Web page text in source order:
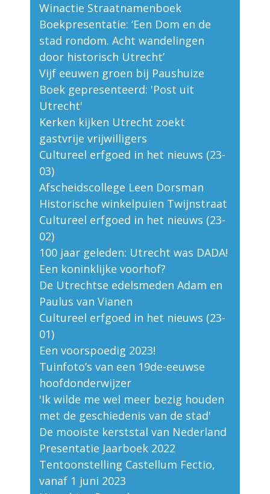
Winactie Straatnamenboek
Boekpresentatie: ‘Een Dom en de
stad rondom. Acht wandelingen
door historisch Utrecht’
Vijf eeuwen groen bij Paushuize
Boek gepresenteerd: 'Post uit
Utrecht'
Kerken kijken Utrecht zoekt
gastvrije vrijwilligers
Cultureel erfgoed in het nieuws (23-
03)
Afscheidscollege Leen Dorsman
Historische winkelpuien Twijnstraat
Cultureel erfgoed in het nieuws (23-
02)
100 jaar geleden: Utrecht was DADA!
Een koninklijke voorhof?
De Utrechtse edelsmeden Adam en
Paulus van Vianen
Cultureel erfgoed in het nieuws (23-
01)
Een voorspoedig 2023!
Tuinfoto’s van een 19de-eeuwse
hoofdonderwijzer
'Ik wilde me wel meer bezig houden
met de geschiedenis van de stad'
De mooiste kerststal van Nederland
Presentatie Jaarboek 2022
Tentoonstelling Castellum Fectio,
vanaf 1 juni 2023